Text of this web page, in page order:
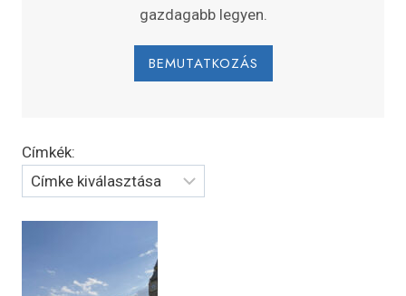
gazdagabb legyen.
BEMUTATKOZÁS
Címkék: